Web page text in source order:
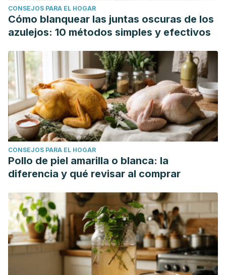
CONSEJOS PARA EL HOGAR
Cómo blanquear las juntas oscuras de los
azulejos: 10 métodos simples y efectivos
CONSEJOS PARA EL HOGAR
Pollo de piel amarilla o blanca: la
diferencia y qué revisar al comprar